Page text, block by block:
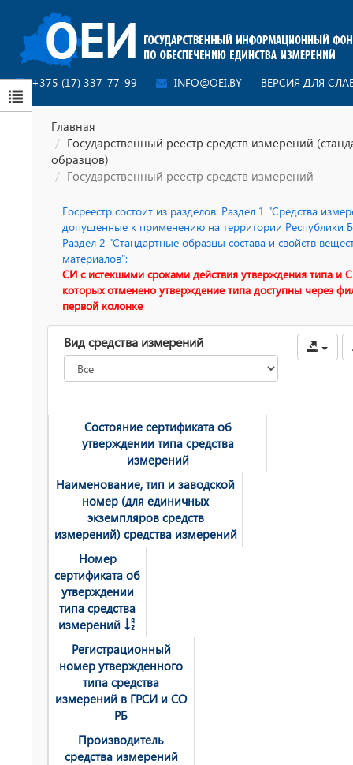
+375 (17) 337-77-99 INFO@OEI.BY ВЕРСИЯ ДЛЯ
Главная
Государственный реестр средств измерений
образцов)
Государственный реестр средств измерений
Госреестр состоит из разделов: Раздел 1 "Средства
допущенные к применению на территории Республики
Раздел 2 "Стандартные образцы состава и свойств
материалов";
СИ с истекшими сроками действия утверждения типа и
которых отменено утверждение типа доступны через
первой колонке
Вид средства измерений
Состояние сертификата об
утверждении типа средства
измерений
Наименование, тип и заводской
номер (для единичных
экземпляров средств
измерений) средства измерений
Номер
сертификата об
утверждении
типа средства
измерений
Регистрационный
номер утвержденного
типа средства
измерений в ГРСИ и СО
РБ
Производитель
средства измерений